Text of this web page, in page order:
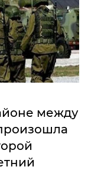
между